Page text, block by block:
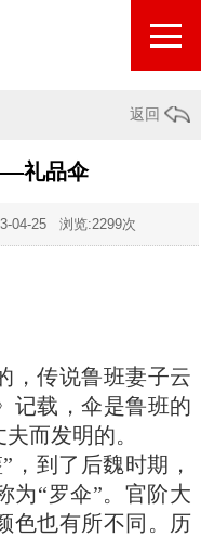
返回
礼品伞
04-25浏览:2299次
，传说鲁班妻子云
记载，伞是鲁班的
而发明的。
，到了后魏时期，
为“罗伞”。官阶大
色也有所不同。历